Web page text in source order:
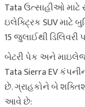
Tata ઉત્સાહીઓ માટે
ઇલેક્ટ્રિક SUV
15 જુલાઈથી
બેટરી પેક અને
Tata Sierra EV
છે. ગ્રાહકોને બે
આવે છે: